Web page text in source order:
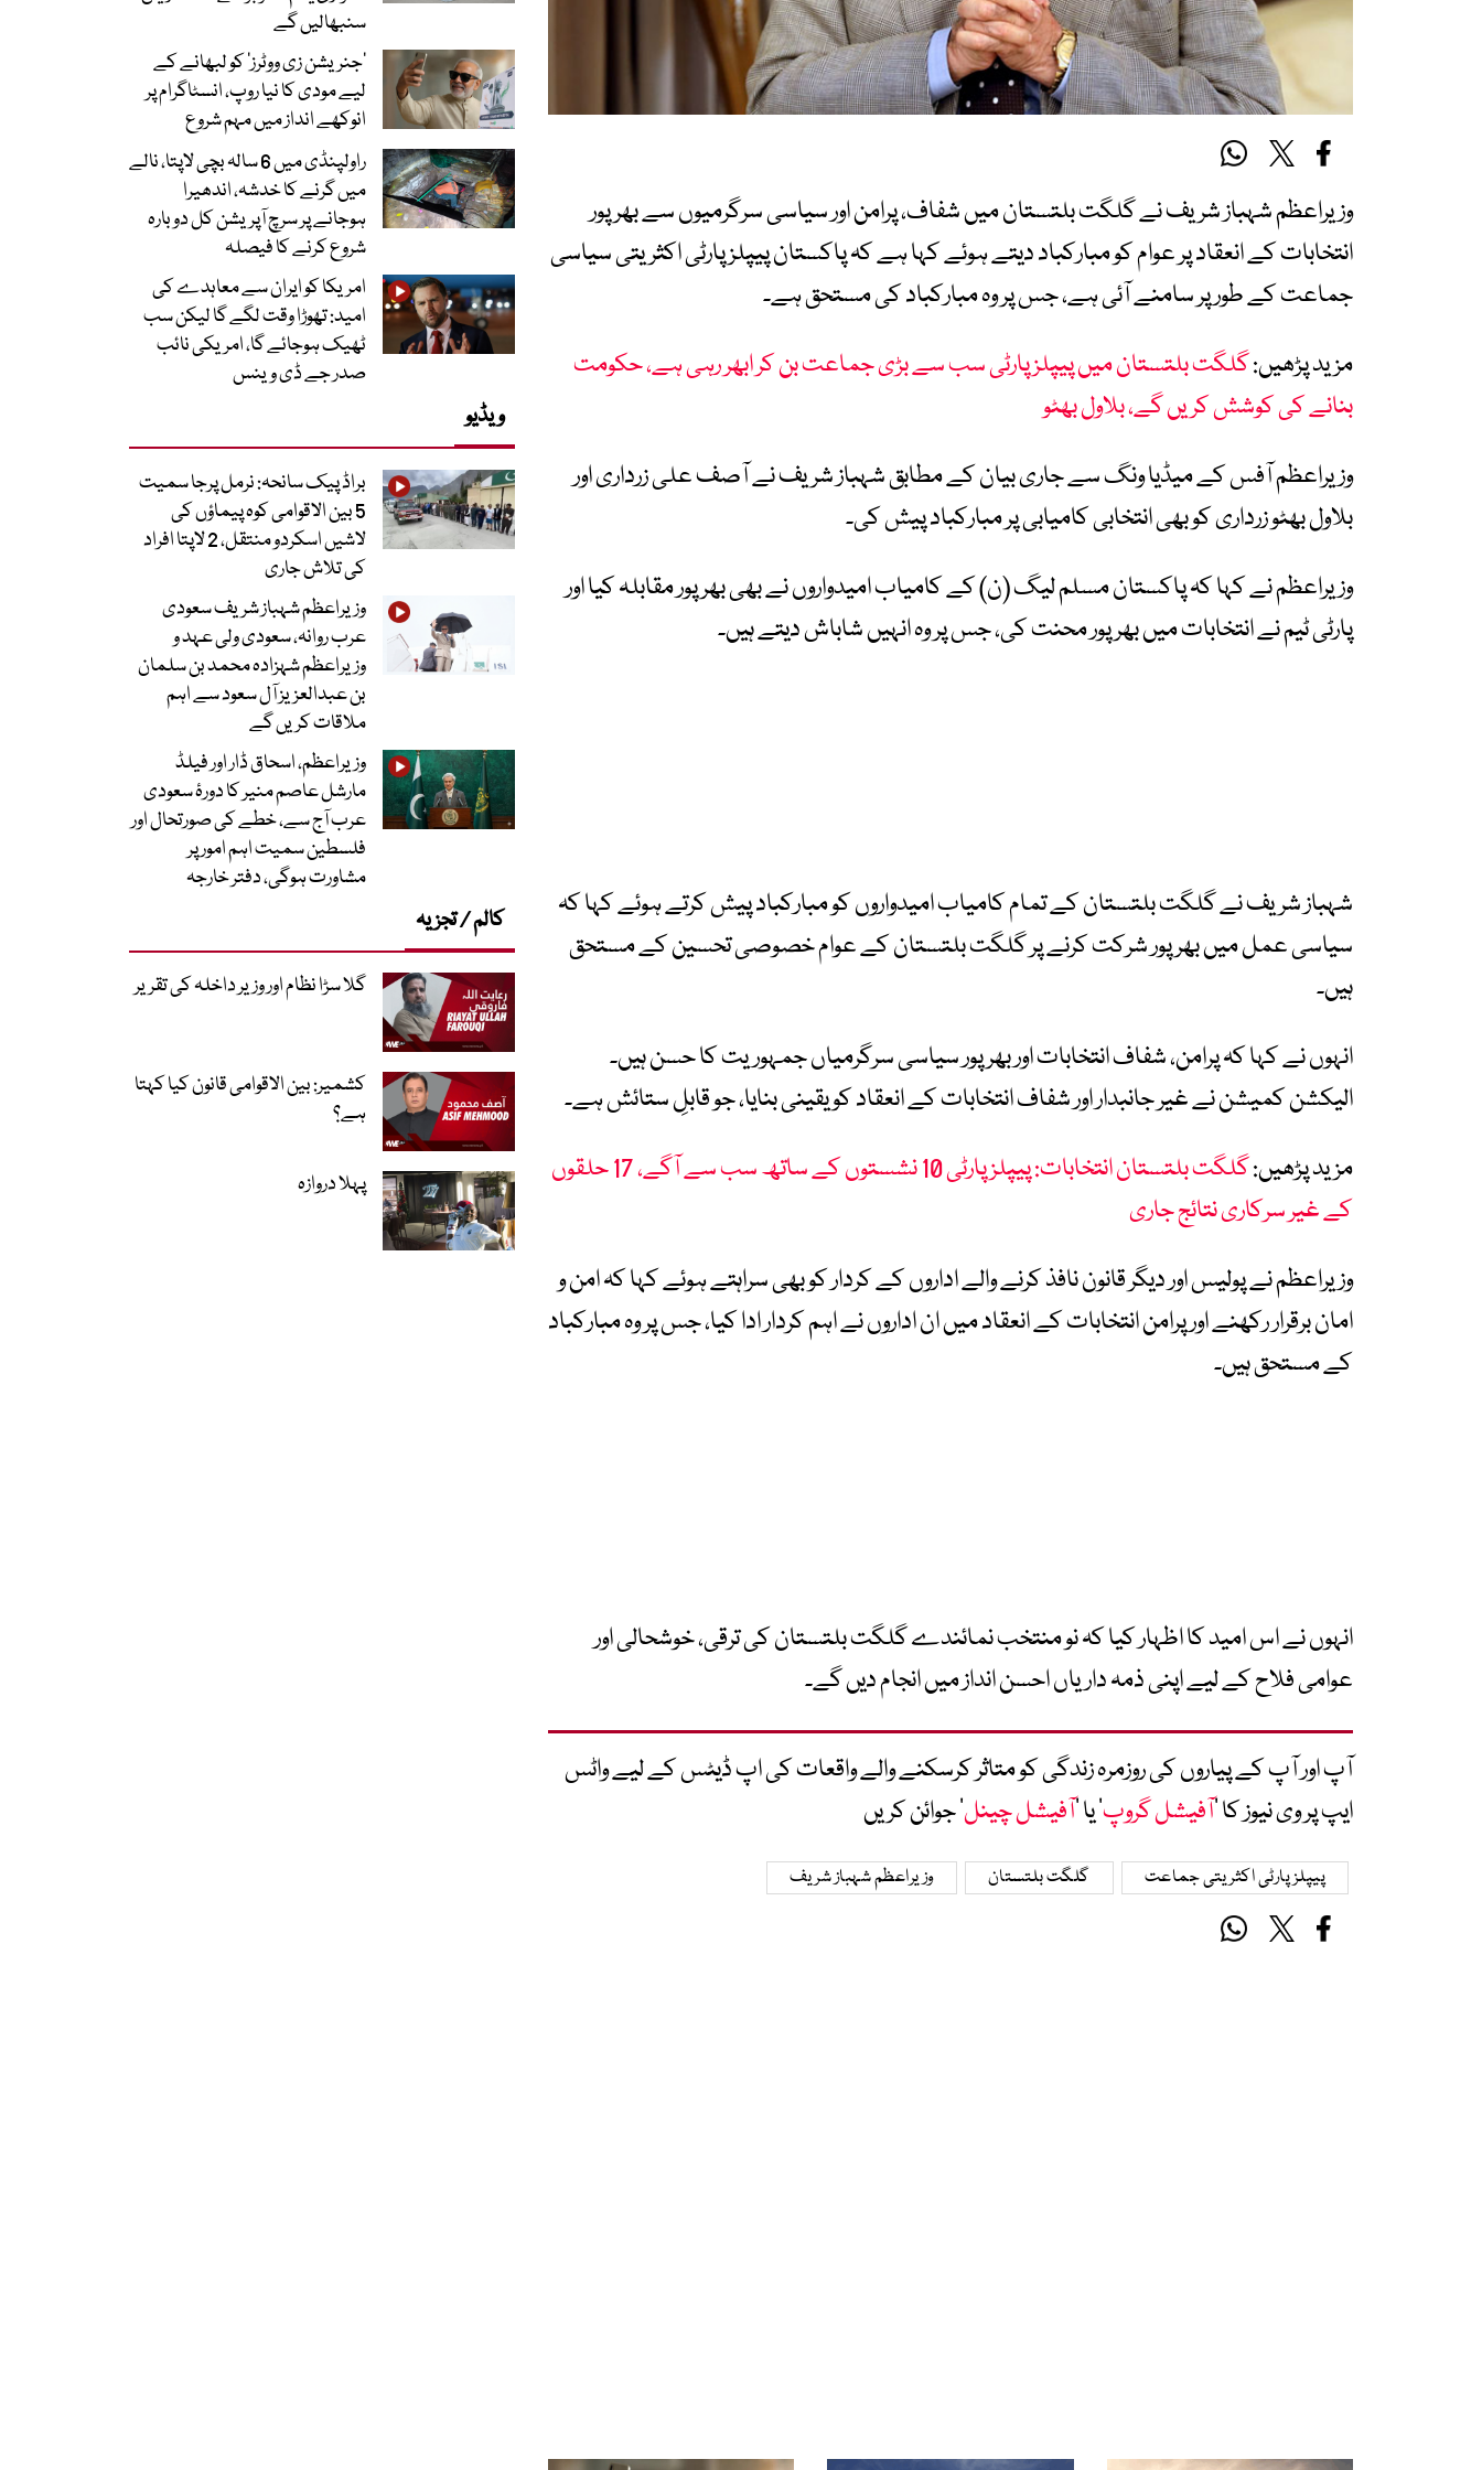
وزیراعظم شہباز شریف نے گلگت بلتستان میں شفاف، پرامن اور سیاسی سرگرمیوں سے بھرپور
انتخابات کے انعقاد پر عوام کو مبارکباد دیتے ہوئے کہا ہے کہ پاکستان پیپلز پارٹی اکثریتی سیاسی
جماعت کے طور پر سامنے آئی ہے، جس پر وہ مبارکباد کی مستحق ہے۔
مزید پڑھیں:گلگت بلتستان میں پیپلز پارٹی سب سے بڑی جماعت بن کر ابھر رہی ہے، حکومت
بنانے کی کوشش کریں گے، بلاول بھٹو
وزیراعظم آفس کے میڈیا ونگ سے جاری بیان کے مطابق شہباز شریف نے آصف علی زرداری اور
بلاول بھٹو زرداری کو بھی انتخابی کامیابی پر مبارکباد پیش کی۔
وزیراعظم نے کہا کہ پاکستان مسلم لیگ (ن) کے کامیاب امیدواروں نے بھی بھرپور مقابلہ کیا اور
پارٹی ٹیم نے انتخابات میں بھرپور محنت کی، جس پر وہ انہیں شاباش دیتے ہیں۔
شہباز شریف نے گلگت بلتستان کے تمام کامیاب امیدواروں کو مبارکباد پیش کرتے ہوئے کہا کہ
سیاسی عمل میں بھرپور شرکت کرنے پر گلگت بلتستان کے عوام خصوصی تحسین کے مستحق
ہیں۔
انہوں نے کہا کہ پرامن، شفاف انتخابات اور بھرپور سیاسی سرگرمیاں جمہوریت کا حسن ہیں۔
الیکشن کمیشن نے غیر جانبدار اور شفاف انتخابات کے انعقاد کو یقینی بنایا، جو قابلِ ستائش ہے۔
مزید پڑھیں:
گلگت بلتستان انتخابات: پیپلز پارٹی 10 نشستوں کے ساتھ سب سے آگے، 17 حلقوں
کے غیر سرکاری نتائج جاری
وزیراعظم نے پولیس اور دیگر قانون نافذ کرنے والے اداروں کے کردار کو بھی سراہتے ہوئے کہا کہ امن و
امان برقرار رکھنے اور پرامن انتخابات کے انعقاد میں ان اداروں نے اہم کردار ادا کیا، جس پر وہ مبارکباد
کے مستحق ہیں۔
انہوں نے اس امید کا اظہار کیا کہ نو منتخب نمائندے گلگت بلتستان کی ترقی، خوشحالی اور
عوامی فلاح کے لیے اپنی ذمہ داریاں احسن انداز میں انجام دیں گے۔
آپ اور آپ کے پیاروں کی روزمرہ زندگی کو متاثر کرسکنے والے واقعات کی اپ ڈیٹس کے لیے واٹس
ایپ پر وی نیوز کا ’آفیشل گروپ‘ یا ’آفیشل چینل‘ جوائن کریں
پیپلز پارٹی اکثریتی جماعت گلگت بلتستان وزیراعظم شہباز شریف
سنبھالیں گے
’جنریشن زی ووٹرز‘ کو لبھانے کے
لیے مودی کا نیا روپ، انسٹاگرام پر
انوکھے انداز میں مہم شروع
راولپنڈی میں 6 سالہ بچی لاپتا، نالے
میں گرنے کا خدشہ، اندھیرا
ہوجانے پر سرچ آپریشن کل دوبارہ
شروع کرنے کا فیصلہ
امریکا کو ایران سے معاہدے کی
امید: تھوڑا وقت لگے گا لیکن سب
ٹھیک ہوجائے گا، امریکی نائب
صدر جے ڈی وینس
ویڈیو
براڈ پیک سانحہ: نرمل پرجا سمیت
5 بین الاقوامی کوہ پیماؤں کی
لاشیں اسکردو منتقل، 2 لاپتا افراد
کی تلاش جاری
وزیراعظم شہباز شریف سعودی
عرب روانہ، سعودی ولی عہد و
وزیراعظم شہزادہ محمد بن سلمان
بن عبدالعزیز آل سعود سے اہم
ملاقات کریں گے
وزیراعظم، اسحاق ڈار اور فیلڈ
مارشل عاصم منیر کا دورۂ سعودی
عرب آج سے، خطے کی صورتحال اور
فلسطین سمیت اہم امور پر
مشاورت ہوگی، دفتر خارجہ
کالم / تجزیہ
گلا سڑا نظام اور وزیر داخلہ کی تقریر
کشمیر: بین الاقوامی قانون کیا کہتا
ہے؟
پہلا دروازہ